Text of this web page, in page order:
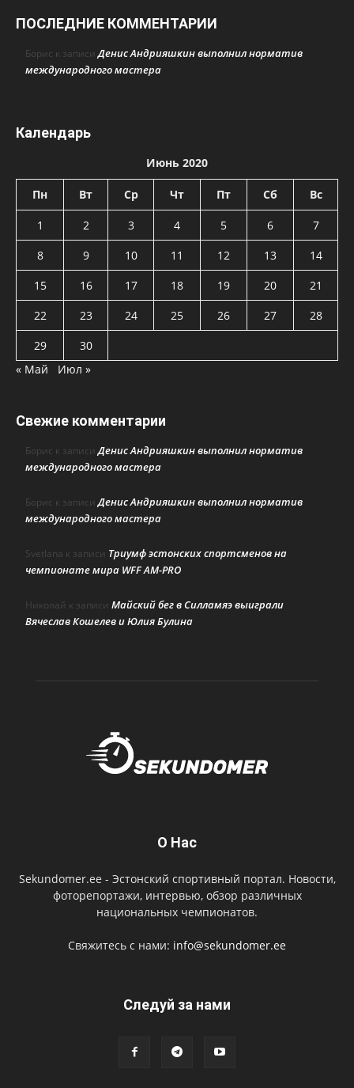
ПОСЛЕДНИЕ КОММЕНТАРИИ
Борис к записиДенис Андрияшкин выполнил норматив
международного мастера
Календарь
Июнь 2020
Пн Вт Ср Чт Пт Сб Вс
1 2 3 4 5 6
7
8
9 10 11 12 13
14
15
16 17 18 19 20
21
22
23 24 25 26 27
28
29
30
« Май
Июл »
Свежие комментарии
Борис к записиДенис Андрияшкин выполнил норматив
международного мастера
Борис к записиДенис Андрияшкин выполнил норматив
международного мастера
Svetlana к записи Триумф эстонских спортсменов на
чемпионате мира WFF AM-PRO
Николай к записи Майский бег в Силламяэ выиграли
Вячеслав Кошелев и Юлия Булина
О Нас
Sekundomer.ee - Эстонский спортивный портал. Новости,
фоторепортажи, интервью, обзор различных
национальных чемпионатов.
Свяжитесь с нами: info@sekundomer.ee
Cледуй за нами